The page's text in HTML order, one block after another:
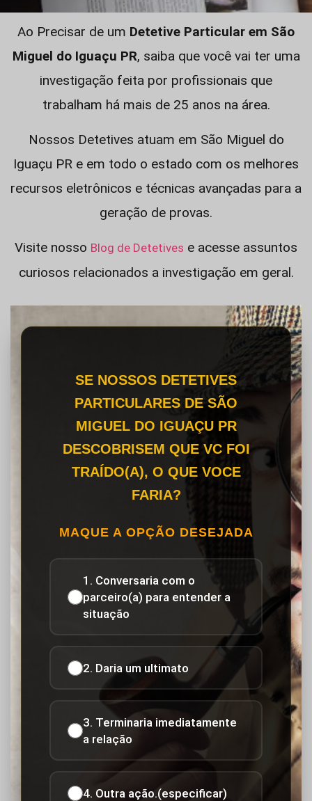
Ao Precisar de um Detetive Particular em São
Miguel do Iguaçu PR, saiba que você vai ter uma
investigação feita por profissionais que
trabalham há mais de 25 anos na área.
Nossos Detetives atuam em São Miguel do
Iguaçu PR e em todo o estado com os melhores
recursos eletrônicos e técnicas avançadas para a
geração de provas.
Visite nosso Blog de Detetives e acesse assuntos
curiosos relacionados a investigação em geral.
SE NOSSOS DETETIVES
PARTICULARES DE SÃO
MIGUEL DO IGUAÇU PR
DESCOBRISEM QUE VC FOI
TRAÍDO(A), O QUE VOCE
FARIA?
MAQUE A OPÇÃO DESEJADA
1. Conversaria com o
parceiro(a) para entender a
situação
2. Daria um ultimato
3. Terminaria imediatamente
a relação
4. Outra ação.(especificar)